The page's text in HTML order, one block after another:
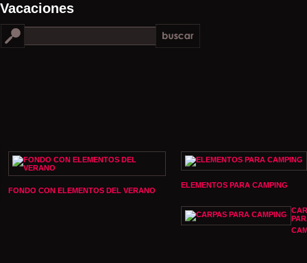
Vacaciones
FONDO CON ELEMENTOS DEL VERANO
ELEMENTOS PARA CAMPING